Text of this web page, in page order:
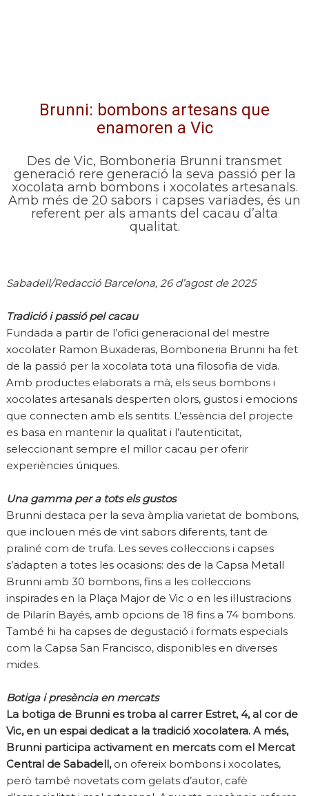
Brunni: bombons artesans que
enamoren a Vic
Des de Vic, Bomboneria Brunni transmet
generació rere generació la seva passió per la
xocolata amb bombons i xocolates artesanals.
Amb més de 20 sabors i capses variades, és un
referent per als amants del cacau d’alta
qualitat.
Sabadell/Redacció Barcelona, 26 d’agost de 2025
Tradició i passió pel cacau
Fundada a partir de l’ofici generacional del mestre
xocolater Ramon Buxaderas, Bomboneria Brunni ha fet
de la passió per la xocolata tota una filosofia de vida.
Amb productes elaborats a mà, els seus bombons i
xocolates artesanals desperten olors, gustos i emocions
que connecten amb els sentits. L’essència del projecte
es basa en mantenir la qualitat i l’autenticitat,
seleccionant sempre el millor cacau per oferir
experiències úniques.
Una gamma per a tots els gustos
Brunni destaca per la seva àmplia varietat de bombons,
que inclouen més de vint sabors diferents, tant de
praliné com de trufa. Les seves col·leccions i capses
s’adapten a totes les ocasions: des de la Capsa Metall
Brunni amb 30 bombons, fins a les col·leccions
inspirades en la Plaça Major de Vic o en les il·lustracions
de Pilarín Bayés, amb opcions de 18 fins a 74 bombons.
També hi ha capses de degustació i formats especials
com la Capsa San Francisco, disponibles en diverses
mides.
Botiga i presència en mercats
La botiga de Brunni es troba al carrer Estret, 4, al cor de
Vic, en un espai dedicat a la tradició xocolatera. A més,
Brunni participa activament en mercats com el Mercat
Central de Sabadell,on ofereix bombons i xocolates,
però també novetats com gelats d’autor, cafè